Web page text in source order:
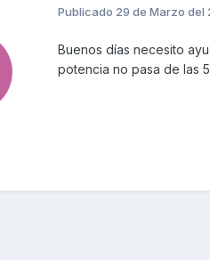
Publicado 29 de Marzo del
Buenos días necesito
potencia no pasa de las